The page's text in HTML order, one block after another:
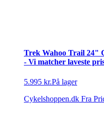
Trek Wahoo Trail 24"
- Vi matcher laveste
5.995 kr.På lager
Cykelshoppen.dk Fra